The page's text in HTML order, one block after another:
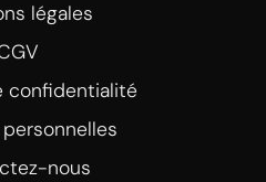
légales
confidentialité
nous